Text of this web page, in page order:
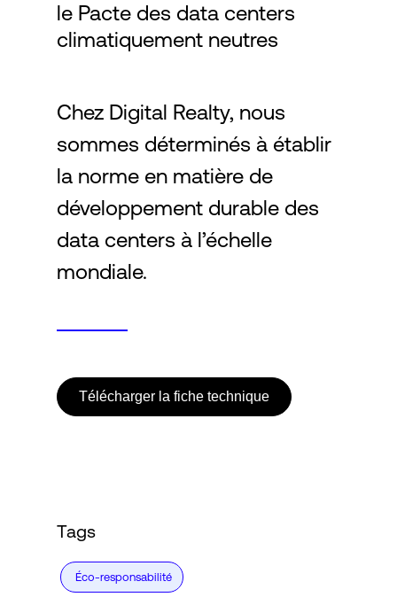
A propos de nous
Connexion
le Pacte des data centers
climatiquement neutres
Chez Digital Realty, nous
sommes déterminés à établir
la norme en matière de
développement durable des
data centers à l’échelle
mondiale.
Télécharger la fiche technique
Tags
Éco-responsabilité